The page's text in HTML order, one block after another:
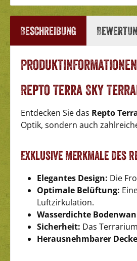
Beschreibung
Produktinformationen
Repto Terra Sky
Entdecken Sie das Repto
Optik, sondern auch
Exklusive Merkmale des
Elegantes Design: Die
Optimale Belüftung:
Luftzirkulation.
Wasserdichte
Sicherheit: Das
Herausnehmbarer